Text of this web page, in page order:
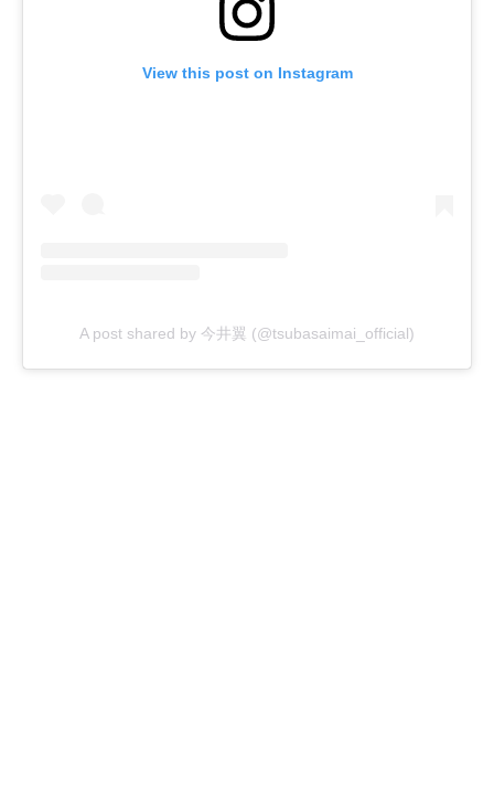
View this post on Instagram
A post shared by 今井翼 (@tsubasaimai_official)